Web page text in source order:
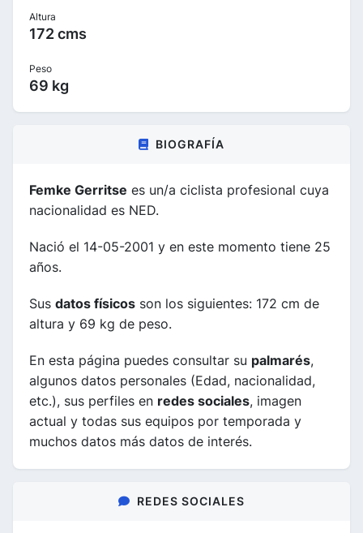
Altura
172 cms
Peso
69 kg
BIOGRAFÍA
Femke Gerritse es un/a ciclista profesional cuya
nacionalidad es NED.
Nació el 14-05-2001 y en este momento tiene 25
años.
Sus datos físicos son los siguientes: 172 cm de
altura y 69 kg de peso.
En esta página puedes consultar su palmarés,
algunos datos personales (Edad, nacionalidad,
etc.), sus perfiles en redes sociales, imagen
actual y todas sus equipos por temporada y
muchos datos más datos de interés.
REDES SOCIALES